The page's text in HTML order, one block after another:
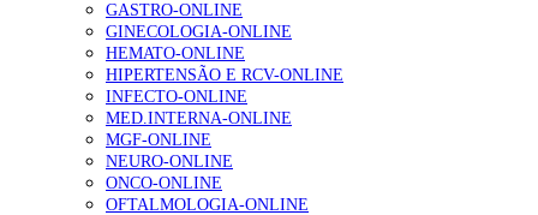
1.º Episódio do Podcast “Frequência Cardio – Sintoniza-
te na Insuficiência Cardíaca” da Bayer
202 visualizações
Alguns milhares de utentes podem ficar sem médico de
família com nova regras do registo, alerta associação
160 visualizações
GASTRO-ONLINE
GINECOLOGIA-ONLINE
HEMATO-ONLINE
HIPERTENSÃO E RCV-ONLINE
INFECTO-ONLINE
MED.INTERNA-ONLINE
MGF-ONLINE
NEURO-ONLINE
ONCO-ONLINE
OFTALMOLOGIA-ONLINE